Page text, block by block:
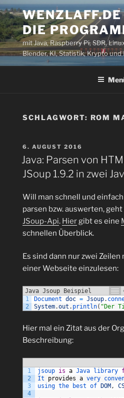
Zum
Inhalt
springenDIE
mit Java, Raspberry Pi, SDR,
Blender, KI, Statistik, Krypto und
SCHLAGWORT: ROM
VERÖFFENTLICHT
AM
6. AUGUST 2016
Java: Parsen von
JSoup 1.9.2 in zwei
Will man schnell und
parsen bzw. auswerten,
JSoup-Api. Hiergibt es eine
schnellen Überblick.
Es sind dann nur zwei
einer Webseite einzulesen:
Java Jsoup Beispiel
1
2
Document doc = Jsoup.
System.out . println( "Der
Hier mal ein Zitat aus der
Beschreibung:
1
2
3
4
jsoup is a Java library
It provides a very
using the best of DOM ,